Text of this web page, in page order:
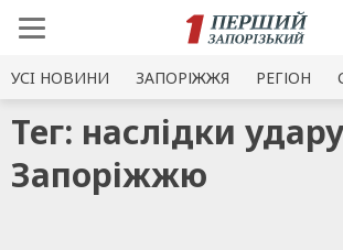
УСI НОВИНИ ЗАПОРІЖЖЯ РЕГІОН
Тег: наслідки
Запоріжжю